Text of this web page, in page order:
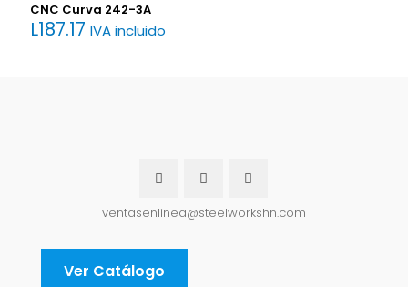
CNC Curva 242-3A
L187.17 IVA incluido
ventasenlinea@steelworkshn.com
Ver Catálogo